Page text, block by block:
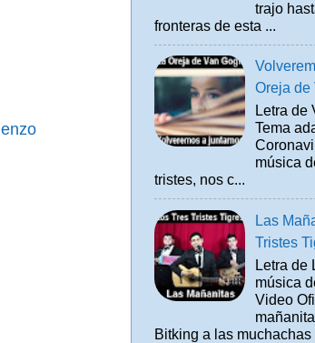
trajo
fronteras de esta ...
Oreja de
Letra de
Tema
música
tristes, nos c...
Las
Tristes
Letra de
música
Video
Bitking a las muchachas